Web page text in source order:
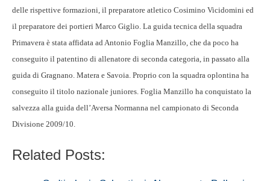
delle rispettive formazioni, il preparatore atletico Cosimino Vicidomini ed
il preparatore dei portieri Marco Giglio. La guida tecnica della squadra
Primavera è stata affidata ad Antonio Foglia Manzillo, che da poco ha
conseguito il patentino di allenatore di seconda categoria, in passato alla
guida di Gragnano. Matera e Savoia. Proprio con la squadra oplontina ha
conseguito il titolo nazionale juniores. Foglia Manzillo ha conquistato la
salvezza alla guida dell’Aversa Normanna nel campionato di Seconda
Divisione 2009/10.
Related Posts: